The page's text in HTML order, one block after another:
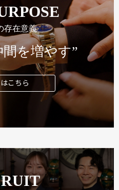
存在意義
を増やす”
こちら